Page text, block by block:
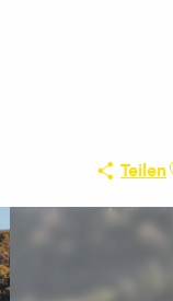
Teilen